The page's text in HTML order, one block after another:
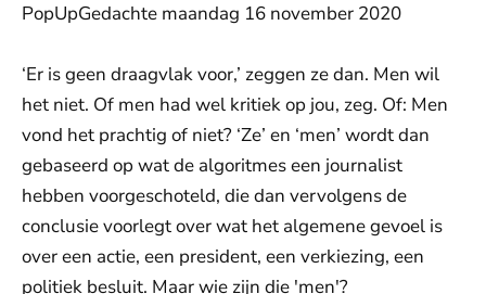
PopUpGedachte maandag 16 november 2020
‘Er is geen draagvlak voor,’ zeggen ze dan. Men wil
het niet. Of men had wel kritiek op jou, zeg. Of: Men
vond het prachtig of niet? ‘Ze’ en ‘men’ wordt dan
gebaseerd op wat de algoritmes een journalist
hebben voorgeschoteld, die dan vervolgens de
conclusie voorlegt over wat het algemene gevoel is
over een actie, een president, een verkiezing, een
politiek besluit. Maar wie zijn die 'men'?